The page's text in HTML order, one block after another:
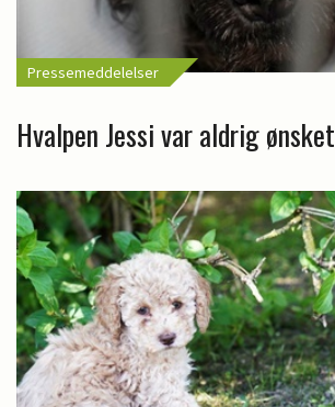
Pressemeddelelser
Hvalpen Jessi var aldrig ønsket